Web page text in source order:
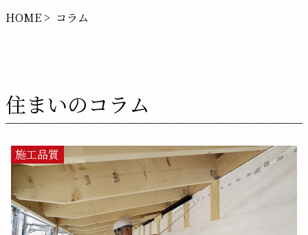
HOME > コラム
住まいのコラム
施工品質